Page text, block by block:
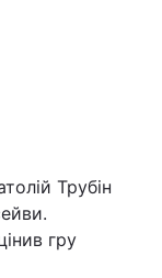
Трубін
гру